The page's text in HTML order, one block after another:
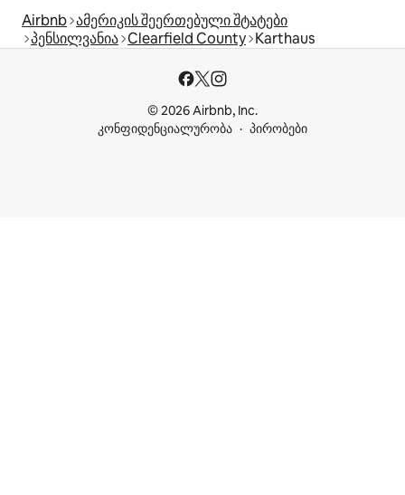
Airbnb ამერიკის შეერთებული შტატები
პენსილვანია Clearfield County Karthaus
© 2026 Airbnb, Inc.
კონფიდენციალურობა
პირობები